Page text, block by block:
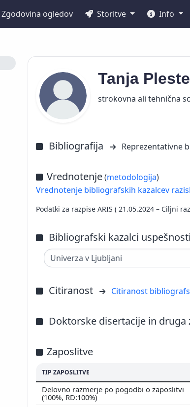
Zgodovina ogledov Storitve Info
Tanja
strokovna ali tehnična
Bibliografija Reprezentativne
Vrednotenje(metodologija)
Vrednotenje bibliografskih kazalcev
Podatki za razpise ARIS ( 21.05.2024 – Ciljni
Bibliografski kazalci
Citiranost Citiranost
Doktorske disertacije in druga
Zaposlitve
TIP ZAPOSLITVE
Delovno razmerje po pogodbi o zaposlitvi
(100%, RD:100%)